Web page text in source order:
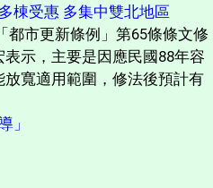
棟受惠 多集中雙北地區
都市更新條例」第65條條文修
示，主要是因應民國88年容
寬適用範圍，修法後預計有
」